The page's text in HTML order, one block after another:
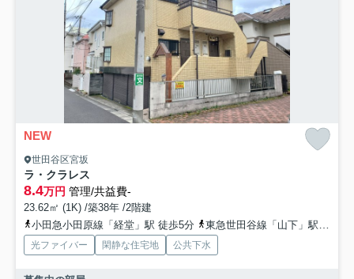
NEW
世田谷区宮坂
ラ・クラレス
8.4万円 管理/共益費-
23.62㎡ (1K) /築38年 /2階建
小田急小田原線「経堂」駅 徒歩5分
東急世田谷線「山下」駅 徒歩13分
光ファイバー 閑静な住宅地 公共下水